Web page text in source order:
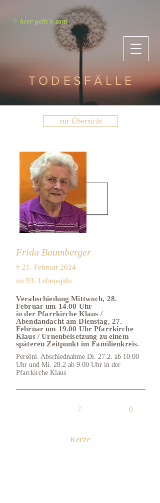
> hier geht's zum
TODESFÄLLE
zur Übersicht
im 93. Lebensjahr
† 21. Februar 2024
Frida Baumberger
Verabschiedung Mittwoch, 28.
Februar um 14.00 Uhr
in der Pfarrkirche Klaus /
Abendandacht am Dienstag, 27.
Februar um 19.00 Uhr Pfarrkirche
Klaus / Urnenbeisetzung zu einem
späteren Zeitpunkt im Familienkreis.
Persönl. Abschiednahme Di. 27.2. ab 10.00
Uhr und Mi. 28.2 ab 9.00 Uhr in der
Pfarrkirche Klaus
7 0
Kerze